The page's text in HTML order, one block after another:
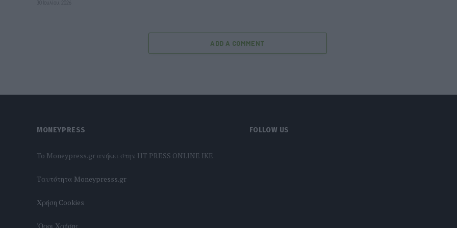
30 Ιουλίου, 2026
ADD A COMMENT
MONEYPRESS
To Moneypress.gr ανήκει στην HT PRESS ONLINE IKE
Tαυτότητα Moneypresss.gr
Χρήση Cookies
'Οροι Χρήσης
FOLLOW US